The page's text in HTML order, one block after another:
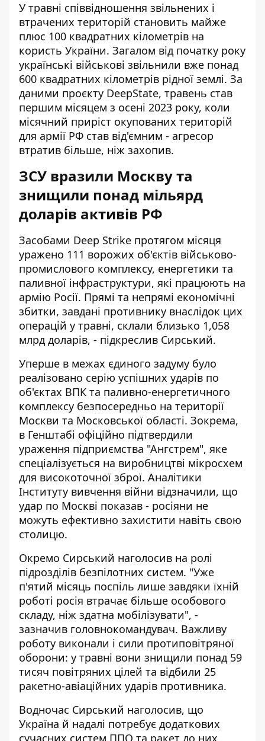
У травні співвідношення звільнених і
втрачених територій становить майже
плюс 100 квадратних кілометрів на
користь України. Загалом від початку року
українські військові звільнили вже понад
600 квадратних кілометрів рідної землі. За
даними проєкту DeepState, травень став
першим місяцем з осені 2023 року, коли
місячний приріст окупованих територій
для армії РФ став від'ємним - агресор
втратив більше, ніж захопив.
ЗСУ вразили Москву та
знищили понад мільярд
доларів активів РФ
Засобами Deep Strike протягом місяця
уражено 111 ворожих об'єктів військово-
промислового комплексу, енергетики та
паливної інфраструктури, які працюють на
армію Росії. Прямі та непрямі економічні
збитки, завдані противнику внаслідок цих
операцій у травні, склали близько 1,058
млрд доларів, - підкреслив Сирський.
Уперше в межах єдиного задуму було
реалізовано серію успішних ударів по
об'єктах ВПК та паливно-енергетичного
комплексу безпосередньо на території
Москви та Московської області. Зокрема,
в Генштабі офіційно підтвердили
ураження підприємства "Ангстрем", яке
спеціалізується на виробництві мікросхем
для високоточної зброї. Аналітики
Інституту вивчення війни відзначили, що
удар по Москві показав - росіяни не
можуть ефективно захистити навіть свою
столицю.
Окремо Сирський наголосив на ролі
підрозділів безпілотних систем. "Уже
п'ятий місяць поспіль лише завдяки їхній
роботі росія втрачає більше особового
складу, ніж здатна мобілізувати", -
зазначив головнокомандувач. Важливу
роботу виконали і сили протиповітряної
оборони: у травні вони знищили понад 59
тисяч повітряних цілей та відбили 25
ракетно-авіаційних ударів противника.
Водночас Сирський наголосив, що
Україна й надалі потребує додаткових
сучасних систем ППО та ракет до них.